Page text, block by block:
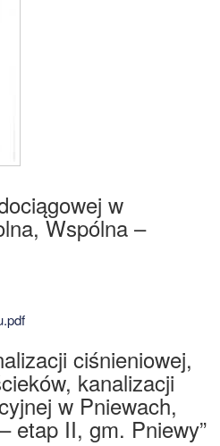
w
Wspólna –
ciśnieniowej,
kanalizacji
w Pniewach,
etap II, gm. Pniewy”